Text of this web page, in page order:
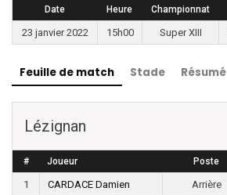
Date Heure Championnat
23 janvier 2022 15h00 Super XIII
Feuille de match Stade Résumé
Lézignan
# Joueur Poste
1 CARDACE Damien Arrière